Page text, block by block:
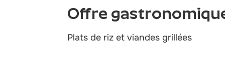
Offre
Plats de riz et viandes grillées